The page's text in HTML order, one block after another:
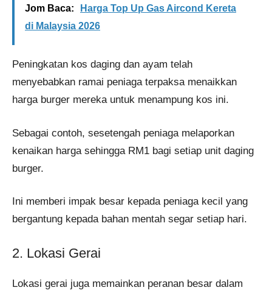
Jom Baca:
Harga Top Up Gas Aircond Kereta
di Malaysia 2026
Peningkatan kos daging dan ayam telah
menyebabkan ramai peniaga terpaksa menaikkan
harga burger mereka untuk menampung kos ini.
Sebagai contoh, sesetengah peniaga melaporkan
kenaikan harga sehingga RM1 bagi setiap unit daging
burger​.
Ini memberi impak besar kepada peniaga kecil yang
bergantung kepada bahan mentah segar setiap hari.
2. Lokasi Gerai
Lokasi gerai juga memainkan peranan besar dalam